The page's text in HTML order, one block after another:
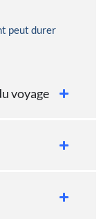
peut durer
voyage